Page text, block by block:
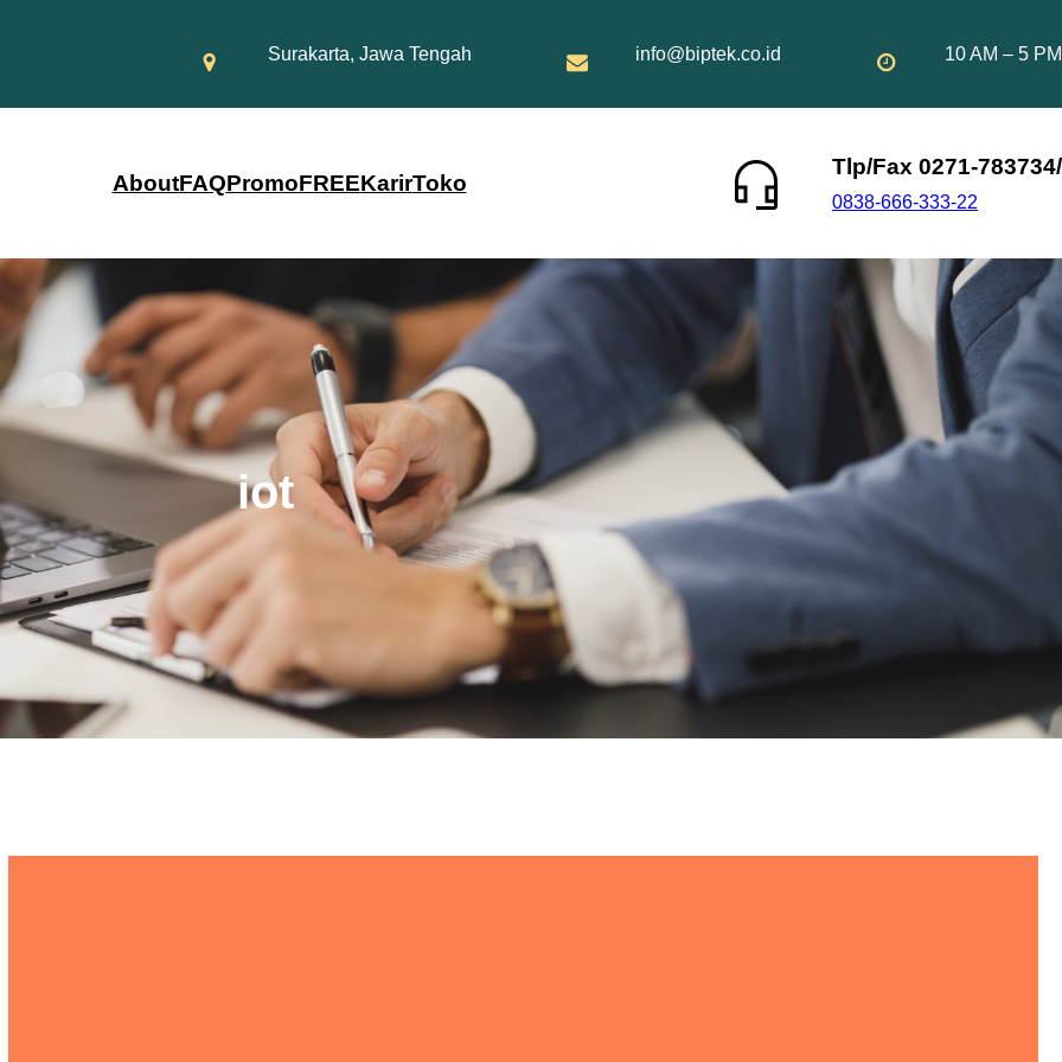
Surakarta, Jawa Tengah info@biptek.co.id 10 AM – 5 PM
AboutFAQPromoFREEKarirToko
Tlp/Fax 0271-783734/
0838-666-333-22
iot